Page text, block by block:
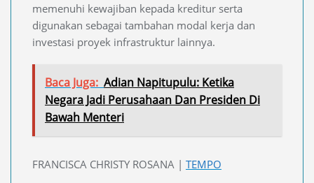
memenuhi kewajiban kepada kreditur serta
digunakan sebagai tambahan modal kerja dan
investasi proyek infrastruktur lainnya.
Baca Juga: Adian Napitupulu: Ketika
Negara Jadi Perusahaan Dan Presiden Di
Bawah Menteri
FRANCISCA CHRISTY ROSANA | TEMPO